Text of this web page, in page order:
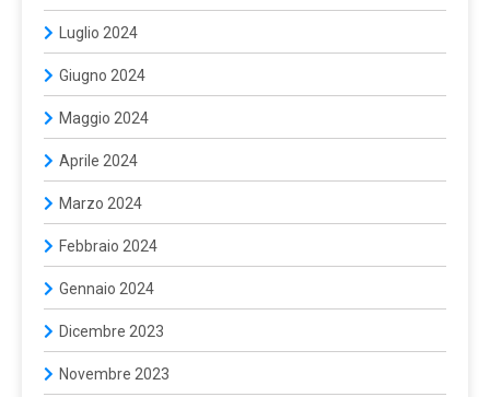
Luglio 2024
Giugno 2024
Maggio 2024
Aprile 2024
Marzo 2024
Febbraio 2024
Gennaio 2024
Dicembre 2023
Novembre 2023